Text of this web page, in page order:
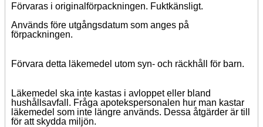
Förvaras i originalförpackningen. Fuktkänsligt.
Används före utgångsdatum som anges på
förpackningen.
Förvara detta läkemedel utom syn- och räckhåll för barn.
Läkemedel ska inte kastas i avloppet eller bland
hushållsavfall. Fråga apotekspersonalen hur man kastar
läkemedel som inte längre används. Dessa åtgärder är till
för att skydda miljön.